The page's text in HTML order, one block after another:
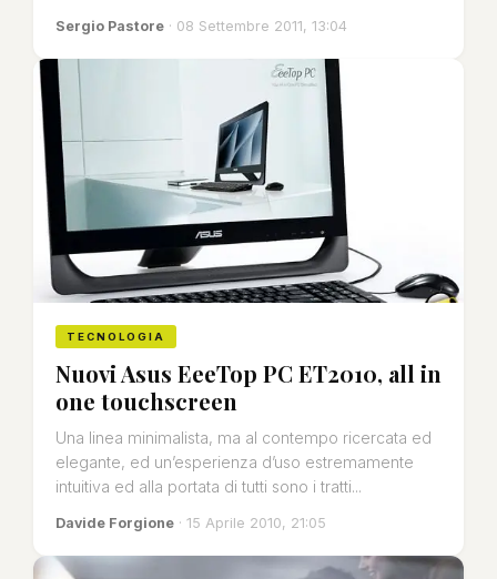
Sergio Pastore · 08 Settembre 2011, 13:04
TECNOLOGIA
Nuovi Asus EeeTop PC ET2010, all in
one touchscreen
Una linea minimalista, ma al contempo ricercata ed
elegante, ed un’esperienza d’uso estremamente
intuitiva ed alla portata di tutti sono i tratti...
Davide Forgione · 15 Aprile 2010, 21:05